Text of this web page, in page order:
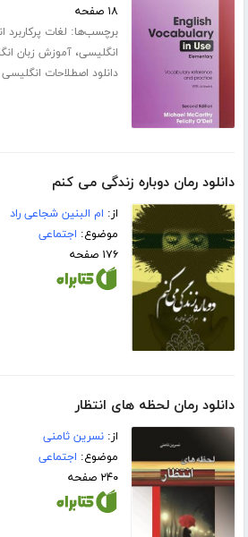
۱۸ صفحه
برچسب‌ها: لغات پرکاربرد
انگلیسی،آموزش زبان
دانلود اصطلاحات انگلیسی
دانلود رمان دوباره زندگی می کنم
از: ام البنین شجاعی راد
موضوع: اجتماعی
۱۷۶ صفحه
دانلود رمان لحظه های انتظار
از:نسرین ثامنی
موضوع: اجتماعی
۲۴۰ صفحه